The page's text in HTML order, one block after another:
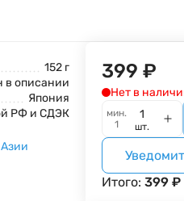
152 г
в описании
Япония
РФ и СДЭК
399 ₽
Нет в
мин.
1
шт.
Итого:399 ₽